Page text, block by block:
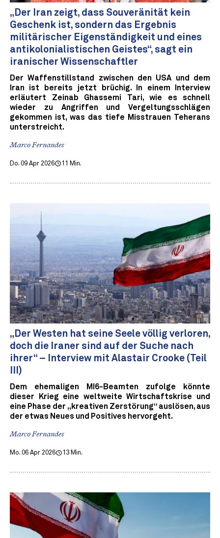
„Der Iran zeigt, dass Souveränität kein
Geschenk ist, sondern das Ergebnis
militärischer Eigenständigkeit und eines
antikolonialistischen Geistes“, sagt ein
iranischer Wissenschaftler
Der Waffenstillstand zwischen den USA und dem
Iran ist bereits jetzt brüchig. In einem Interview
erläutert Zeinab Ghassemi Tari, wie es schnell
wieder zu Angriffen und Vergeltungsschlägen
gekommen ist, was das tiefe Misstrauen Teherans
unterstreicht.
Marco Fernandes
Do. 09 Apr 2026 11 Min.
„Der Westen hat seine Seele völlig verloren,
doch die Iraner sind auf der Suche nach
ihrer“ – Interview mit Alastair Crooke (Teil
III)
Dem ehemaligen MI6-Beamten zufolge könnte
dieser Krieg eine weltweite Wirtschaftskrise und
eine Phase der „kreativen Zerstörung“ auslösen, aus
der etwas Neues und Positives hervorgeht.
Marco Fernandes
Mo. 06 Apr 2026 13 Min.